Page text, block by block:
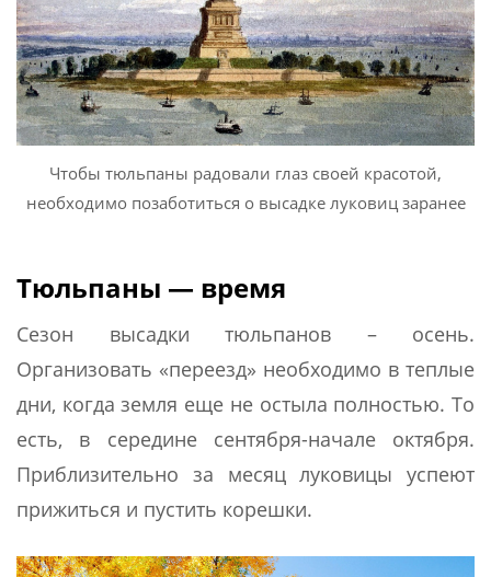
Чтобы тюльпаны радовали глаз своей красотой,
необходимо позаботиться о высадке луковиц заранее
Тюльпаны — время
Сезон высадки тюльпанов – осень.
Организовать «переезд» необходимо в теплые
дни, когда земля еще не остыла полностью. То
есть, в середине сентября-начале октября.
Приблизительно за месяц луковицы успеют
прижиться и пустить корешки.